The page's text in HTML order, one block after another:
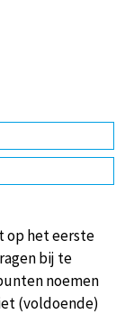
op het eerste
bij te
noemen
(voldoende)